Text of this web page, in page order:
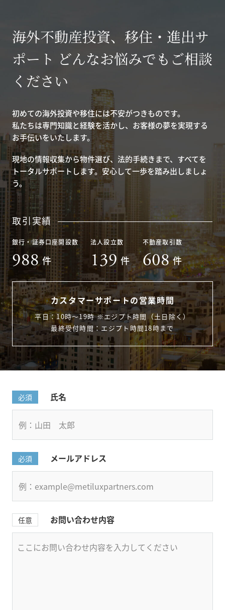
海外不動産投資、移住・進出サ
ポート どんなお悩みでもご相談
ください
初めての海外投資や移住には不安がつきものです。
私たちは専門知識と経験を活かし、お客様の夢を実現する
お手伝いをいたします。
現地の情報収集から物件選び、法的手続きまで、すべてを
トータルサポートします。安心して一歩を踏み出しましょ
う。
取引実績
銀行・証券口座開設数
988 件
法人設立数
139 件
不動産取引数
608 件
カスタマーサポートの営業時間
平日：10時〜19時 ※エジプト時間（土日除く）
最終受付時間：エジプト時間18時まで
必須 氏名
必須 メールアドレス
任意 お問い合わせ内容